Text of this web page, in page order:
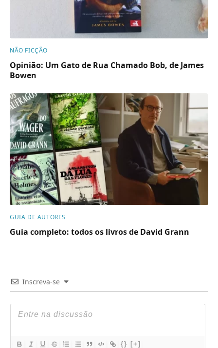
NÃO FICÇÃO
Opinião: Um Gato de Rua Chamado Bob, de James
Bowen
GUIA DE AUTORES
Guia completo: todos os livros de David Grann
Inscreva-se
{} [+]